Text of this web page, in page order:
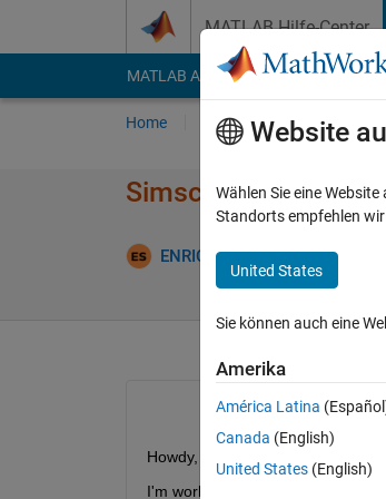
MATLAB Hilfe-Center
MATLAB Answers File Exchange
Home Fragen Antworten
Simscape
ENRICO 18 Aug. 2024
Howdy,
I'm working with simscape
Website
Wählen Sie eine
Standorts empfehlen
United States
Sie können auch eine
Amerika
América Latina
Canada (English)
United States (English)